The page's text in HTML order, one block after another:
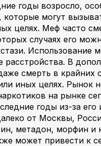
годы возросло,
могут
целях. Меф часто
случаях его
В
смерть в
иных целях.
на рынке
годы из-за
от Москвы,
метадон, морфин и
может привести к